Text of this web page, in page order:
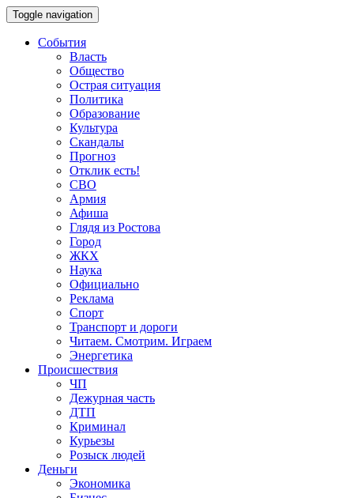
Toggle navigation
События
Власть
Общество
Острая ситуация
Политика
Образование
Культура
Скандалы
Прогноз
Отклик есть!
СВО
Армия
Афиша
Глядя из Ростова
Город
ЖКХ
Наука
Официально
Реклама
Спорт
Транспорт и дороги
Читаем. Смотрим. Играем
Энергетика
Происшествия
ЧП
Дежурная часть
ДТП
Криминал
Курьезы
Розыск людей
Деньги
Экономика